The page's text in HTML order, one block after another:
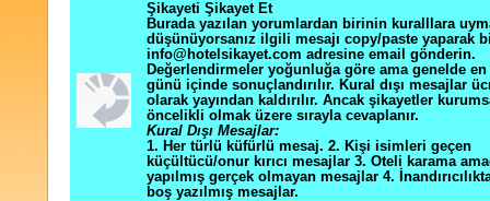
Şikayeti Şikayet Et
Burada yazılan yorumlardan birinin kuralllara
düşünüyorsanız ilgili mesajı copy/paste yaparak
info@hotelsikayet.com adresine email gönderin.
Değerlendirmeler yoğunluğa göre ama genelde
günü içinde sonuçlandırılır. Kural dışı mesajlar
olarak yayından kaldırılır. Ancak şikayetler
öncelikli olmak üzere sırayla cevaplanır.
Kural Dışı Mesajlar:
1. Her türlü küfürlü mesaj. 2. Kişi isimleri geçen
küçültücü/onur kırıcı mesajlar 3. Oteli karama
yapılmış gerçek olmayan mesajlar 4.
boş yazılmış mesajlar.